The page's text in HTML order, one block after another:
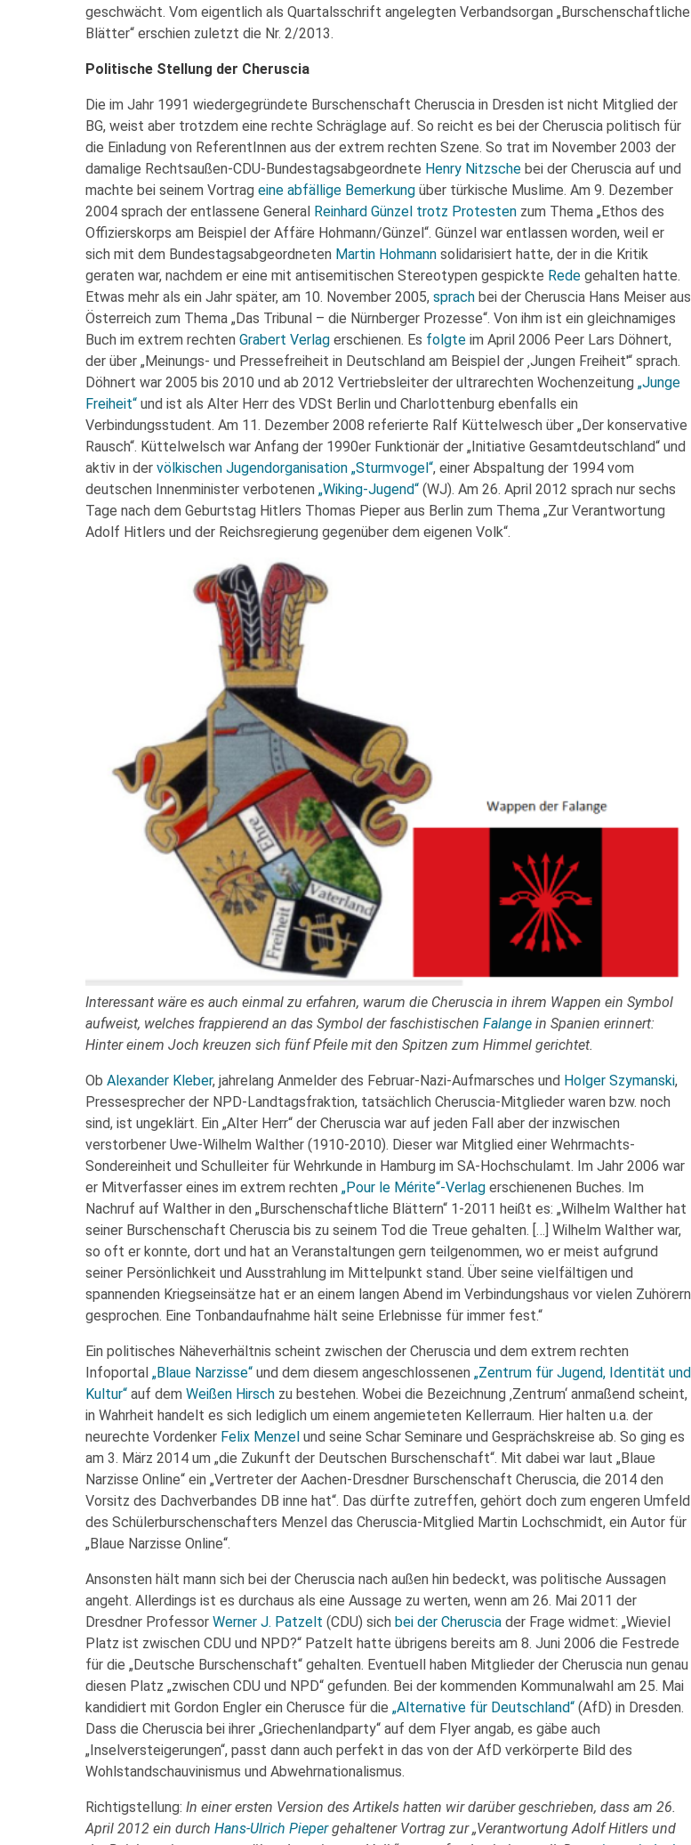
geschwächt. Vom eigentlich als Quartalsschrift angelegten Verbandsorgan „Burschenschaftliche
Blätter“ erschien zuletzt die Nr. 2/2013.
Politische Stellung der Cheruscia
Die im Jahr 1991 wiedergegründete Burschenschaft Cheruscia in Dresden ist nicht Mitglied der
BG, weist aber trotzdem eine rechte Schräglage auf. So reicht es bei der Cheruscia politisch für
die Einladung von ReferentInnen aus der extrem rechten Szene. So trat im November 2003 der
damalige Rechtsaußen-CDU-Bundestagsabgeordnete Henry Nitzsche bei der Cheruscia auf und
machte bei seinem Vortrag eine abfällige Bemerkung über türkische Muslime. Am 9. Dezember
2004 sprach der entlassene General Reinhard Günzel trotz Protesten zum Thema „Ethos des
Offizierskorps am Beispiel der Affäre Hohmann/Günzel“. Günzel war entlassen worden, weil er
sich mit dem Bundestagsabgeordneten Martin Hohmann solidarisiert hatte, der in die Kritik
geraten war, nachdem er eine mit antisemitischen Stereotypen gespickte Rede gehalten hatte.
Etwas mehr als ein Jahr später, am 10. November 2005, sprach bei der Cheruscia Hans Meiser aus
Österreich zum Thema „Das Tribunal – die Nürnberger Prozesse“. Von ihm ist ein gleichnamiges
Buch im extrem rechten Grabert Verlag erschienen. Es folgte im April 2006 Peer Lars Döhnert,
der über „Meinungs- und Pressefreiheit in Deutschland am Beispiel der ‚Jungen Freiheit'“ sprach.
Döhnert war 2005 bis 2010 und ab 2012 Vertriebsleiter der ultrarechten Wochenzeitung „Junge
Freiheit“ und ist als Alter Herr des VDSt Berlin und Charlottenburg ebenfalls ein
Verbindungsstudent. Am 11. Dezember 2008 referierte Ralf Küttelwesch über „Der konservative
Rausch“. Küttelwelsch war Anfang der 1990er Funktionär der „Initiative Gesamtdeutschland“ und
aktiv in der völkischen Jugendorganisation „Sturmvogel“, einer Abspaltung der 1994 vom
deutschen Innenminister verbotenen „Wiking-Jugend“ (WJ). Am 26. April 2012 sprach nur sechs
Tage nach dem Geburtstag Hitlers Thomas Pieper aus Berlin zum Thema „Zur Verantwortung
Adolf Hitlers und der Reichsregierung gegenüber dem eigenen Volk“.
Interessant wäre es auch einmal zu erfahren, warum die Cheruscia in ihrem Wappen ein Symbol
aufweist, welches frappierend an das Symbol der faschistischen Falange in Spanien erinnert:
Hinter einem Joch kreuzen sich fünf Pfeile mit den Spitzen zum Himmel gerichtet.
Ob Alexander Kleber, jahrelang Anmelder des Februar-Nazi-Aufmarsches und Holger Szymanski,
Pressesprecher der NPD-Landtagsfraktion, tatsächlich Cheruscia-Mitglieder waren bzw. noch
sind, ist ungeklärt. Ein „Alter Herr“ der Cheruscia war auf jeden Fall aber der inzwischen
verstorbener Uwe-Wilhelm Walther (1910-2010). Dieser war Mitglied einer Wehrmachts-
Sondereinheit und Schulleiter für Wehrkunde in Hamburg im SA-Hochschulamt. Im Jahr 2006 war
er Mitverfasser eines im extrem rechten „Pour le Mérite“-Verlag erschienenen Buches. Im
Nachruf auf Walther in den „Burschenschaftliche Blättern“ 1-2011 heißt es: „Wilhelm Walther hat
seiner Burschenschaft Cheruscia bis zu seinem Tod die Treue gehalten. […] Wilhelm Walther war,
so oft er konnte, dort und hat an Veranstaltungen gern teilgenommen, wo er meist aufgrund
seiner Persönlichkeit und Ausstrahlung im Mittelpunkt stand. Über seine vielfältigen und
spannenden Kriegseinsätze hat er an einem langen Abend im Verbindungshaus vor vielen Zuhörern
gesprochen. Eine Tonbandaufnahme hält seine Erlebnisse für immer fest.“
Ein politisches Näheverhältnis scheint zwischen der Cheruscia und dem extrem rechten
Infoportal „Blaue Narzisse“ und dem diesem angeschlossenen „Zentrum für Jugend, Identität und
Kultur“ auf dem Weißen Hirsch zu bestehen. Wobei die Bezeichnung ‚Zentrum‘ anmaßend scheint,
in Wahrheit handelt es sich lediglich um einem angemieteten Kellerraum. Hier halten u.a. der
neurechte Vordenker Felix Menzel und seine Schar Seminare und Gesprächskreise ab. So ging es
am 3. März 2014 um „die Zukunft der Deutschen Burschenschaft“. Mit dabei war laut „Blaue
Narzisse Online“ ein „Vertreter der Aachen-Dresdner Burschenschaft Cheruscia, die 2014 den
Vorsitz des Dachverbandes DB inne hat“. Das dürfte zutreffen, gehört doch zum engeren Umfeld
des Schülerburschenschafters Menzel das Cheruscia-Mitglied Martin Lochschmidt, ein Autor für
„Blaue Narzisse Online“.
Ansonsten hält mann sich bei der Cheruscia nach außen hin bedeckt, was politische Aussagen
angeht. Allerdings ist es durchaus als eine Aussage zu werten, wenn am 26. Mai 2011 der
Dresdner Professor Werner J. Patzelt (CDU) sich bei der Cheruscia der Frage widmet: „Wieviel
Platz ist zwischen CDU und NPD?“ Patzelt hatte übrigens bereits am 8. Juni 2006 die Festrede
für die „Deutsche Burschenschaft“ gehalten. Eventuell haben Mitglieder der Cheruscia nun genau
diesen Platz „zwischen CDU und NPD“ gefunden. Bei der kommenden Kommunalwahl am 25. Mai
kandidiert mit Gordon Engler ein Cherusce für die „Alternative für Deutschland“ (AfD) in Dresden.
Dass die Cheruscia bei ihrer „Griechenlandparty“ auf dem Flyer angab, es gäbe auch
„Inselversteigerungen“, passt dann auch perfekt in das von der AfD verkörperte Bild des
Wohlstandschauvinismus und Abwehrnationalismus.
Richtigstellung: In einer ersten Version des Artikels hatten wir darüber geschrieben, dass am 26.
April 2012 ein durch Hans-Ulrich Piepergehaltener Vortrag zur „Verantwortung Adolf Hitlers und